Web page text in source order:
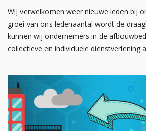
Wij verwelkomen weer nieuwe leden bij
groei van ons ledenaantal wordt de
kunnen wij ondernemers in de
collectieve en individuele dienstverlening